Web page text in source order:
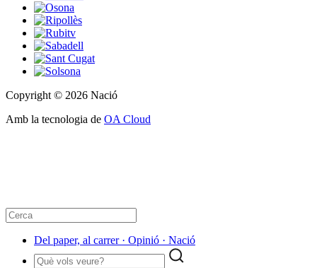
Copyright © 2026 Nació
Amb la tecnologia de OA Cloud
Del paper, al carrer · Opinió · Nació